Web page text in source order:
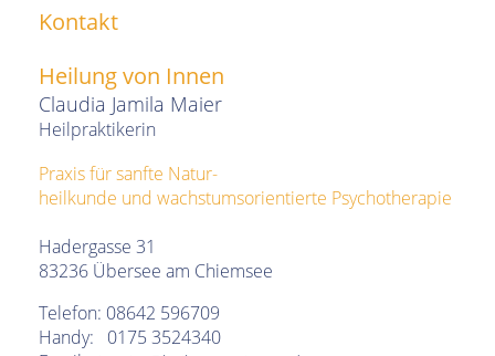
Kontakt
Heilung von Innen
Claudia Jamila Maier
Heilpraktikerin
Praxis für sanfte Natur-
heilkunde und wachstumsorientierte Psychotherapie
Hadergasse 31
83236 Übersee am Chiemsee
Telefon: 08642 596709
Handy: 0175 3524340